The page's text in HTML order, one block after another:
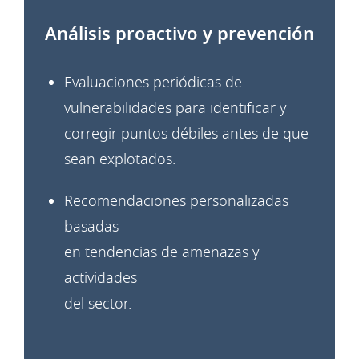
Análisis proactivo y prevención
Evaluaciones periódicas de
vulnerabilidades para identificar y
corregir puntos débiles antes de que
sean explotados.
Recomendaciones personalizadas
basadas
en tendencias de amenazas y
actividades
del sector.